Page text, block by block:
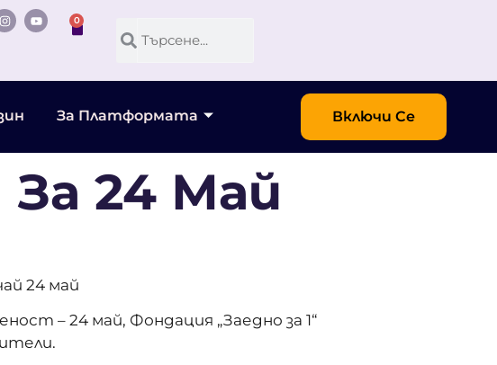
0
За Платформата Включи Се
24 Май
24 май
– 24 май, Фондация „Заедно за 1“